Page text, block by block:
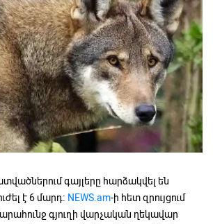
գայլերը հարձակվել են
է 6 մարդ։ NEWS.am-ի հետ զրույցում
գյուղի վարչական ղեկավար